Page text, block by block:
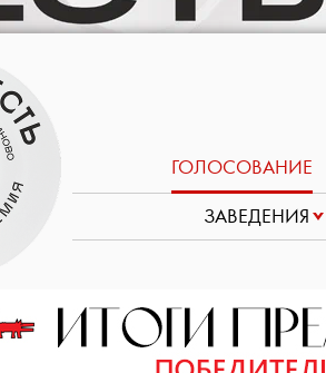
ГОЛОСОВАНИЕ
ЗАВЕДЕНИЯ